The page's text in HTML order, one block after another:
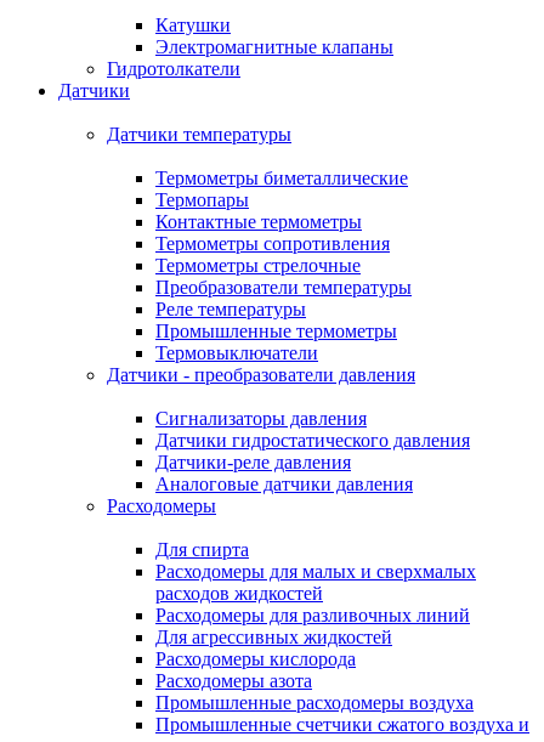
Катушки
Электромагнитные клапаны
Гидротолкатели
Датчики
Датчики температуры
Термометры биметаллические
Термопары
Контактные термометры
Термометры сопротивления
Термометры стрелочные
Преобразователи температуры
Реле температуры
Промышленные термометры
Термовыключатели
Датчики - преобразователи давления
Сигнализаторы давления
Датчики гидростатического давления
Датчики-реле давления
Аналоговые датчики давления
Расходомеры
Для спирта
Расходомеры для малых и сверхмалых
расходов жидкостей
Расходомеры для разливочных линий
Для агрессивных жидкостей
Расходомеры кислорода
Расходомеры азота
Промышленные расходомеры воздуха
Промышленные счетчики сжатого воздуха и